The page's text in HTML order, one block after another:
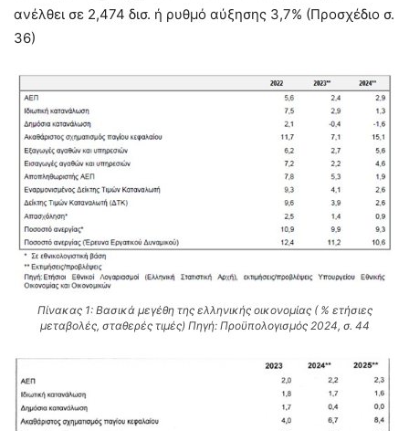
ανέλθει σε 2,474 δισ. ή ρυθμό αύξησης 3,7% (Προσχέδιο σ.
36)
Πίνακας 1: Βασικά μεγέθη της ελληνικής οικονομίας ( % ετήσιες
μεταβολές, σταθερές τιμές) Πηγή: Προϋπολογισμός 2024, σ. 44